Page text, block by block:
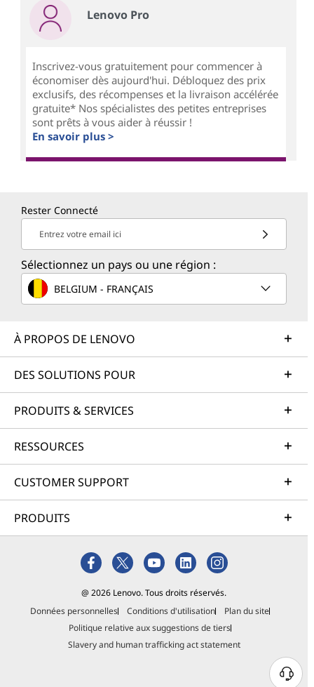
Lenovo Pro
Inscrivez-vous gratuitement pour commencer à
économiser dès aujourd'hui. Débloquez des prix
exclusifs, des récompenses et la livraison accélérée
gratuite* Nos spécialistes des petites entreprises
sont prêts à vous aider à réussir !
En savoir plus >
Rester Connecté
Entrez votre email ici
Sélectionnez un pays ou une région :
BELGIUM - FRANÇAIS
À PROPOS DE LENOVO
DES SOLUTIONS POUR
PRODUITS & SERVICES
RESSOURCES
CUSTOMER SUPPORT
PRODUITS
@ 2026 Lenovo. Tous droits réservés.
Données personnelles
Conditions d'utilisation
Plan du site
Politique relative aux suggestions de tiers
Slavery and human trafficking act statement